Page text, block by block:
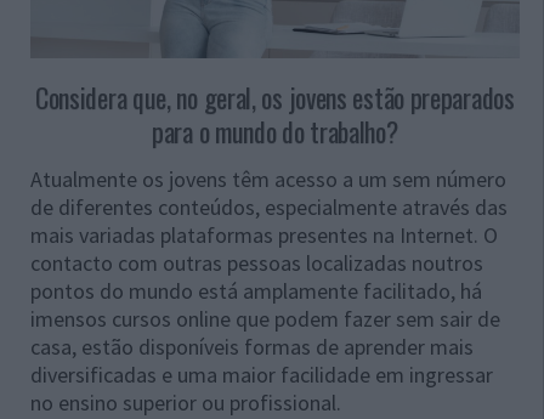
Considera que, no geral, os jovens estão preparados
para o mundo do trabalho?
Atualmente os jovens têm acesso a um sem número
de diferentes conteúdos, especialmente através das
mais variadas plataformas presentes na Internet. O
contacto com outras pessoas localizadas noutros
pontos do mundo está amplamente facilitado, há
imensos cursos online que podem fazer sem sair de
casa, estão disponíveis formas de aprender mais
diversificadas e uma maior facilidade em ingressar
no ensino superior ou profissional.